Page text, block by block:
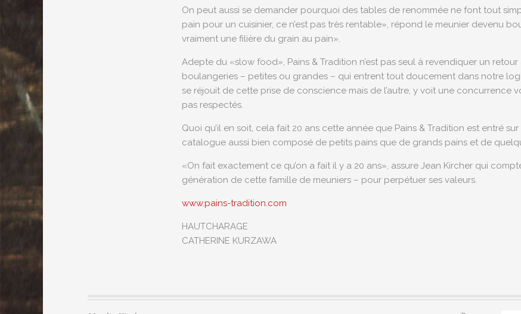
On peut aussi se demander pourquoi des tables de renommée ne font tout
pain pour un cuisinier, ce n’est pas très rentable», répond le meunier devenu
vraiment une filière du grain au pain».
Adepte du «slow food», Pains & Tradition n’est pas seul à revendiquer un
boulangeries – petites ou grandes – qui entrent tout doucement dans notre
se réjouit de cette prise de conscience mais de l’autre, y voit une concurrence
pas respectés.
Quoi qu’il en soit, cela fait 20 ans cette année que Pains & Tradition est entré
catalogue aussi bien composé de petits pains que de grands pains et de
«On fait exactement ce qu’on a fait il y a 20 ans», assure Jean Kircher qui
génération de cette famille de meuniers – pour perpétuer ses valeurs.
www.pains-tradition.com
HAUTCHARAGE
CATHERINE KURZAWA